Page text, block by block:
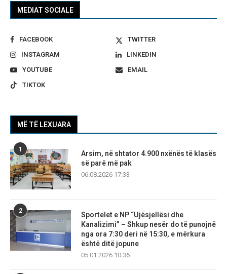
MEDIAT SOCIALE
FACEBOOK
TWITTER
INSTAGRAM
LINKEDIN
YOUTUBE
EMAIL
TIKTOK
MË TË LEXUARA
1
Arsim, në shtator 4.900 nxënës të klasës
së parë më pak
06.08.2026 17:33
2
Sportelet e NP “Ujësjellësi dhe
Kanalizimi” – Shkup nesër do të punojnë
nga ora 7:30 deri në 15:30, e mërkura
është ditë jopune
05.01.2026 10:36